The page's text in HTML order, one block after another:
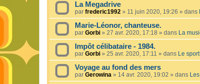
La Megadrive
par frederic1992 » 11 juin 2020, 19:26 » dans
Marie-Léonor, chanteuse.
par Gorbi » 27 avr. 2020, 17:18 » dans La
Impôt célibataire - 1984.
par Gorbi » 25 avr. 2020, 17:11 » dans Le
Voyage au fond des mers
par Gerowina » 14 avr. 2020, 19:02 » dans